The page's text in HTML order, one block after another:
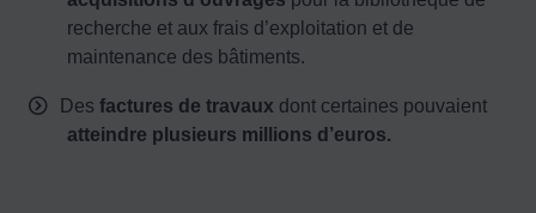
recherche et aux frais d’exploitation et de
maintenance des bâtiments.
Des factures de travaux dont certaines pouvaient
atteindre plusieurs millions d’euros.